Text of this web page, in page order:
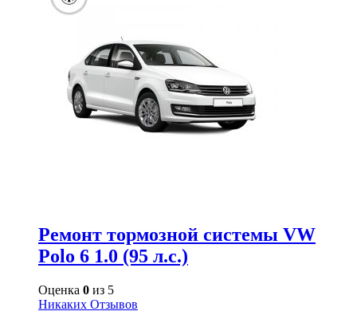
Ремонт тормозной системы VW
Polo 6 1.0 (95 л.с.)
Оценка 0 из 5
Никаких Отзывов